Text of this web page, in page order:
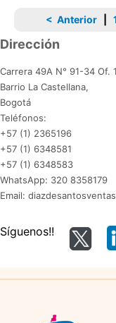
< Anterior
Dirección
Carrera 49A N° 91-34 Of.
Barrio La Castellana,
Bogotá
Teléfonos:
+57 (1) 2365196
+57 (1) 6348581
+57 (1) 6348583
WhatsApp: 320 8358179
Email:
Síguenos!!